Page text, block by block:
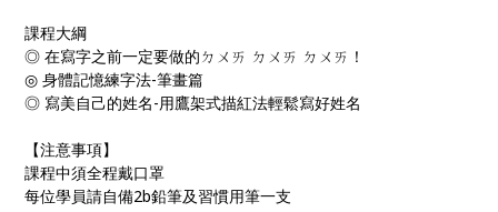
課程大綱
◎ 在寫字之前一定要做的ㄉㄨㄞ ㄉㄨㄞ ㄉㄨㄞ！
◎ 身體記憶練字法-筆畫篇
◎ 寫美自己的姓名-用鷹架式描紅法輕鬆寫好姓名
【注意事項】
課程中須全程戴口罩
每位學員請自備2b鉛筆及習慣用筆一支